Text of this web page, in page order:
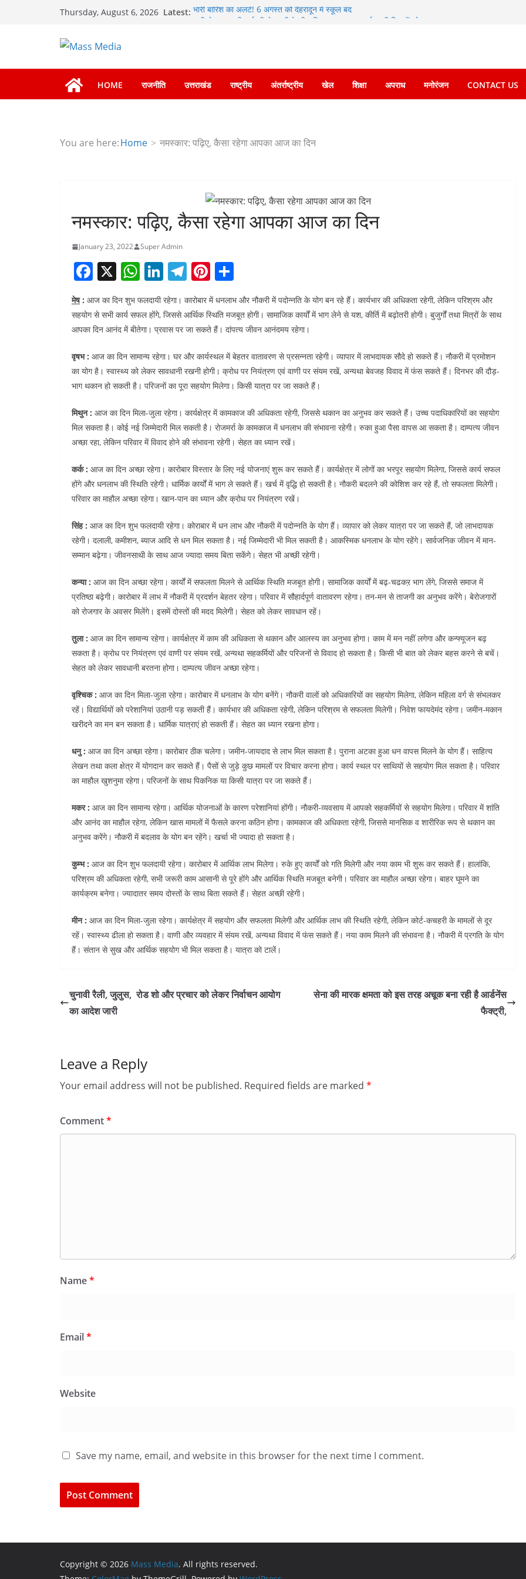
Thursday, August 6, 2026 Latest: भारी बारिश का अलर्ट! 6 अगस्त को देहरादून में स्कूल बंद
एमडीडीए बोर्ड बैठक में 25 विकास प्रस्तावों को मिली मंजूरी, देहरादून-मसूरी के
नियोजित विकास को मिलेगी रफ्तार
बैरागीवाला हत्याकांड के फरार चल रहे अभियुक्त को दून पुलिस ने हरिद्वार से किया
HOME राजनीति उत्तराखंड राष्ट्रीय अंतर्राष्ट्रीय खेल शिक्षा अपराध मनोरंजन CONTACT US
You are here:Home नमस्कार: पढ़िए, कैसा रहेगा आपका आज का दिन
नमस्कार: पढ़िए, कैसा रहेगा आपका आज का दिन
January 23, 2022 Super Admin
F
c
e
o
o
X W
at
s
p
p
Li
n
k
e
n
T
el
e
gr
a
m
Pi
nt
er
e
h
ar
e
मेष: आज का दिन शुभ फलदायी रहेगा। कारोबार में धनलाभ और नौकरी में पदोन्नति के योग बन रहे हैं। कार्यभार की अधिकता रहेगी, लेकिन परिश्रम और
सहयोग से सभी कार्य सफल होंगे, जिससे आर्थिक स्थिति मजबूत होगी। सामाजिक कार्यों में भाग लेने से यश, कीर्ति में बढ़ोतरी होगी। बुजुर्गों तथा मित्रों के साथ
आपका दिन आनंद में बीतेगा। प्रवास पर जा सकते हैं। दांपत्य जीवन आनंदमय रहेगा।
वृषभ : आज का दिन सामान्य रहेगा। घर और कार्यस्थल में बेहतर वातावरण से प्रसन्नता रहेगी। व्यापार में लाभदायक सौदे हो सकते हैं। नौकरी में प्रमोशन
का योग है। स्वास्थ्य को लेकर सावधानी रखनी होगी। क्रोध पर नियंत्रण एवं वाणी पर संयम रखें, अन्यथा बेवजह विवाद में फंस सकते हैं। दिनभर की दौड़-
भाग थकान हो सकती है। परिजनों का पूरा सहयोग मिलेगा। किसी यात्रा पर जा सकते हैं।
मिथुन : आज का दिन मिला-जुला रहेगा। कार्यक्षेत्र में कामकाज की अधिकता रहेगी, जिससे थकान का अनुभव कर सकते हैं। उच्च पदाधिकारियों का सहयोग
मिल सकता है। कोई नई जिम्मेदारी मिल सकती है। रोजमर्रा के कामकाज में धनलाभ की संभावना रहेगी। रुका हुआ पैसा वापस आ सकता है। दाम्पत्य जीवन
अच्छा रहा, लेकिन परिवार में विवाद होने की संभावना रहेगी। सेहत का ध्यान रखें।
कर्क : आज का दिन अच्छा रहेगा। कारोबार विस्तार के लिए नई योजनाएं शुरू कर सकते हैं। कार्यक्षेत्र में लोगों का भरपूर सहयोग मिलेगा, जिससे कार्य सफल
होंगे और धनलाभ की स्थिति रहेगी। धार्मिक कार्यों में भाग ले सकते हैं। खर्च में वृद्धि हो सकती है। नौकरी बदलने की कोशिश कर रहे हैं, तो सफलता मिलेगी।
परिवार का माहौल अच्छा रहेगा। खान-पान का ध्यान और क्रोध पर नियंत्रण रखें।
सिंह : आज का दिन शुभ फलदायी रहेगा। कोराबार में धन लाभ और नौकरी में पदोन्नति के योग हैं। व्यापार को लेकर यात्रा पर जा सकते हैं, जो लाभदायक
रहेगी। दलाली, कमीशन, ब्याज आदि से धन मिल सकता है। नई जिम्मेदारी भी मिल सकती है। आकस्मिक धनलाभ के योग रहेंगे। सार्वजनिक जीवन में मान-
सम्मान बढ़ेगा। जीवनसाथी के साथ आज ज्यादा समय बिता सकेंगे। सेहत भी अच्छी रहेगी।
कन्या : आज का दिन अच्छा रहेगा। कार्यों में सफलता मिलने से आर्थिक स्थिति मजबूत होगी। सामाजिक कार्यों में बढ़-चढकऱ भाग लेंगे, जिससे समाज में
प्रतिष्ठा बढ़ेगी। कारोबार में लाभ में नौकरी में प्रदर्शन बेहतर रहेगा। परिवार में सौहार्दपूर्ण वातावरण रहेगा। तन-मन से ताजगी का अनुभव करेंगे। बेरोजगारों
को रोजगार के अवसर मिलेंगे। इसमें दोस्तों की मदद मिलेगी। सेहत को लेकर सावधान रहें।
तुला : आज का दिन सामान्य रहेगा। कार्यक्षेत्र में काम की अधिकता से थकान और आलस्य का अनुभव होगा। काम में मन नहीं लगेगा और कन्फ्यूजन बढ़
सकता है। क्रोध पर नियंत्रण एवं वाणी पर संयम रखें, अन्यथा सहकर्मियों और परिजनों से विवाद हो सकता है। किसी भी बात को लेकर बहस करने से बचें।
सेहत को लेकर सावधानी बरतना होगा। दाम्पत्य जीवन अच्छा रहेगा।
वृश्चिक : आज का दिन मिला-जुला रहेगा। कारोबार में धनलाभ के योग बनेंगे। नौकरी वालों को अधिकारियों का सहयोग मिलेगा, लेकिन महिला वर्ग से संभलकर
रहें। विद्यार्थियों को परेशानियां उठानी पड़ सकती हैं। कार्यभार की अधिकता रहेगी, लेकिन परिश्रम से सफलता मिलेगी। निवेश फायदेमंद रहेगा। जमीन-मकान
खरीदने का मन बन सकता है। धार्मिक यात्राएं हो सकती हैं। सेहत का ध्यान रखना होगा।
धनु : आज का दिन अच्छा रहेगा। कारोबार ठीक चलेगा। जमीन-जायदाद से लाभ मिल सकता है। पुराना अटका हुआ धन वापस मिलने के योग हैं। साहित्य
लेखन तथा कला क्षेत्र में योगदान कर सकते हैं। पैसों से जुड़े कुछ मामलों पर विचार करना होगा। कार्य स्थल पर साथियों से सहयोग मिल सकता है। परिवार
का माहौल खुशनुमा रहेगा। परिजनों के साथ पिकनिक या किसी यात्रा पर जा सकते हैं।
मकर : आज का दिन सामान्य रहेगा। आर्थिक योजनाओं के कारण परेशानियां होंगी। नौकरी-व्यवसाय में आपको सहकर्मियों से सहयोग मिलेगा। परिवार में शांति
और आनंद का माहौल रहेगा, लेकिन खास मामलों में फैसले करना कठिन होगा। कामकाज की अधिकता रहेगी, जिससे मानसिक व शारीरिक रूप से थकान का
अनुभव करेंगे। नौकरी में बदलाव के योग बन रहेंगे। खर्चा भी ज्यादा हो सकता है।
कुम्भ : आज का दिन शुभ फलदायी रहेगा। कारोबार में आर्थिक लाभ मिलेगा। रुके हुए कार्यों को गति मिलेगी और नया काम भी शुरू कर सकते हैं। हालांकि,
परिश्रम की अधिकता रहेगी, सभी जरूरी काम आसानी से पूरे होंगे और आर्थिक स्थिति मजबूत बनेगी। परिवार का माहौल अच्छा रहेगा। बाहर घूमने का
कार्यक्रम बनेगा। ज्यादातर समय दोस्तों के साथ बिता सकते हैं। सेहत अच्छी रहेगी।
मीन : आज का दिन मिला-जुला रहेगा। कार्यक्षेत्र में सहयोग और सफलता मिलेगी और आर्थिक लाभ की स्थिति रहेगी, लेकिन कोर्ट-कचहरी के मामलों से दूर
रहें। स्वास्थ्य ढीला हो सकता है। वाणी और व्यवहार में संयम रखें, अन्यथा विवाद में फंस सकते हैं। नया काम मिलने की संभावना है। नौकरी में प्रगति के योग
हैं। संतान से सुख और आर्थिक सहयोग भी मिल सकता है। यात्रा को टालें।
चुनावी रैली, जुलुस, रोड शो और प्रचार को लेकर निर्वाचन आयोग
का आदेश जारी
सेना की मारक क्षमता को इस तरह अचूक बना रही है आर्डनेंस
फैक्ट्री,
Leave a Reply
Your email address will not be published. Required fields are marked *
Comment*
Name*
Email*
Website
Save my name, email, and website in this browser for the next time I comment.
Copyright © 2026 Mass Media. All rights reserved.